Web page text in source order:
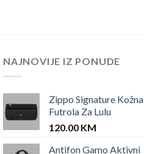
NAJNOVIJE IZ PONUDE
Zippo Signature Kožna
Futrola Za Lulu
120.00 KM
Antifon Gamo Aktivni